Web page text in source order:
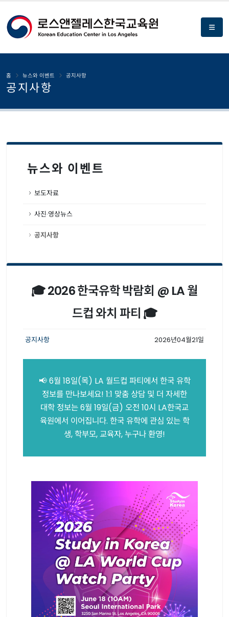
공지사항
홈 뉴스와 이벤트 공지사항
뉴스와 이벤트
보도자료
사진·영상뉴스
공지사항
🎓 2026 한국유학 박람회 @ LA 월
드컵 와치 파티 🎓
공지사항 2026년04월21일
📢 6월 18일(목) LA 월드컵 파티에서 한국 유학
정보를 만나보세요! 1:1 맞춤 상담 및 더 자세한
대학 정보는 6월 19일(금) 오전 10시 LA한국교
육원에서 이어집니다. 한국 유학에 관심 있는 학
생, 학부모, 교육자, 누구나 환영!